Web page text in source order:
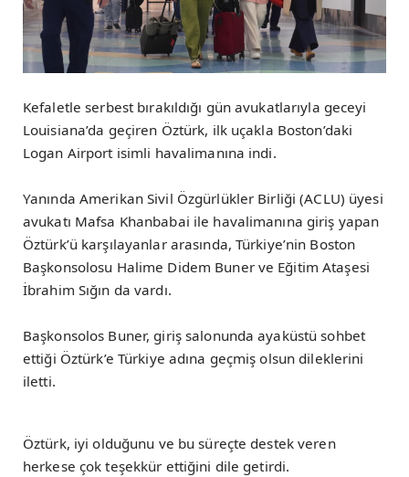
Kefaletle serbest bırakıldığı gün avukatlarıyla geceyi
Louisiana’da geçiren Öztürk, ilk uçakla Boston’daki
Logan Airport isimli havalimanına indi.
Yanında Amerikan Sivil Özgürlükler Birliği (ACLU) üyesi
avukatı Mafsa Khanbabai ile havalimanına giriş yapan
Öztürk’ü karşılayanlar arasında, Türkiye’nin Boston
Başkonsolosu Halime Didem Buner ve Eğitim Ataşesi
İbrahim Sığın da vardı.
Başkonsolos Buner, giriş salonunda ayaküstü sohbet
ettiği Öztürk’e Türkiye adına geçmiş olsun dileklerini
iletti.
Öztürk, iyi olduğunu ve bu süreçte destek veren
herkese çok teşekkür ettiğini dile getirdi.